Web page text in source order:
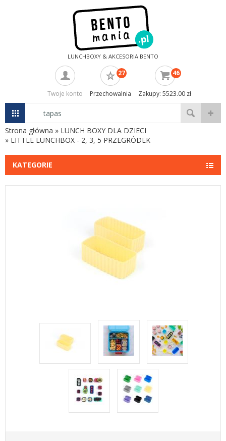
LUNCHBOXY & AKCESORIA BENTO
Twoje konto
27
Przechowalnia
46
Zakupy: 5523.00 zł
Strona główna » LUNCH BOXY DLA DZIECI
» LITTLE LUNCHBOX - 2, 3, 5 PRZEGRÓDEK
KATEGORIE